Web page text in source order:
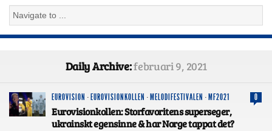
Daily Archive:februari 9, 2021
EUROVISION · EUROVISIONKOLLEN · MELODIFESTIVALEN · MF2021 0
Eurovisionkollen: Storfavoritens superseger,
ukrainskt egensinne & har Norge tappat det?